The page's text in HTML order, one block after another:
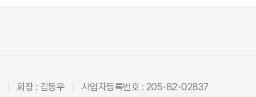
회장 : 김동우 사업자등록번호 : 205-82-02837